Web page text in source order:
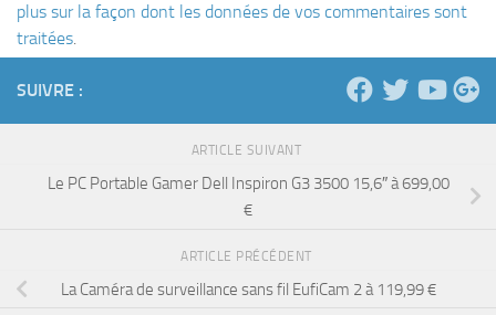
plus sur la façon dont les données de vos commentaires sont
traitées.
SUIVRE :
ARTICLE SUIVANT
Le PC Portable Gamer Dell Inspiron G3 3500 15,6″ à 699,00
€
ARTICLE PRÉCÉDENT
La Caméra de surveillance sans fil EufiCam 2 à 119,99 €